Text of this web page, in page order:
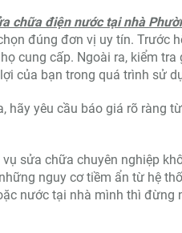
chữa điện nước tại nhà
đúng đơn vị uy tín. Trước
cung cấp. Ngoài ra, kiểm
của bạn trong quá trình sử
hãy yêu cầu báo giá rõ ràng
sửa chữa chuyên nghiệp
nguy cơ tiềm ẩn từ hệ
nước tại nhà mình thì